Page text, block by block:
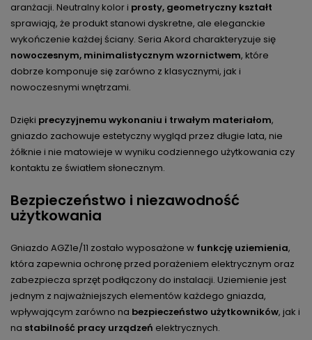
aranżacji. Neutralny kolor i prosty, geometryczny kształt
sprawiają, że produkt stanowi dyskretne, ale eleganckie
wykończenie każdej ściany. Seria Akord charakteryzuje się
nowoczesnym, minimalistycznym wzornictwem, które
dobrze komponuje się zarówno z klasycznymi, jak i
nowoczesnymi wnętrzami.
Dzięki precyzyjnemu wykonaniu i trwałym materiałom,
gniazdo zachowuje estetyczny wygląd przez długie lata, nie
żółknie i nie matowieje w wyniku codziennego użytkowania czy
kontaktu ze światłem słonecznym.
Bezpieczeństwo i niezawodność
użytkowania
Gniazdo AGZ1e/11 zostało wyposażone w funkcję uziemienia,
która zapewnia ochronę przed porażeniem elektrycznym oraz
zabezpiecza sprzęt podłączony do instalacji. Uziemienie jest
jednym z najważniejszych elementów każdego gniazda,
wpływającym zarówno na bezpieczeństwo użytkowników, jak i
na stabilność pracy urządzeń elektrycznych.